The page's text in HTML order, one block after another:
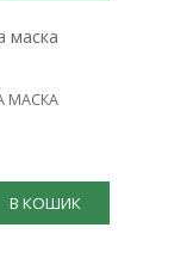
МАСКА
В КОШИК